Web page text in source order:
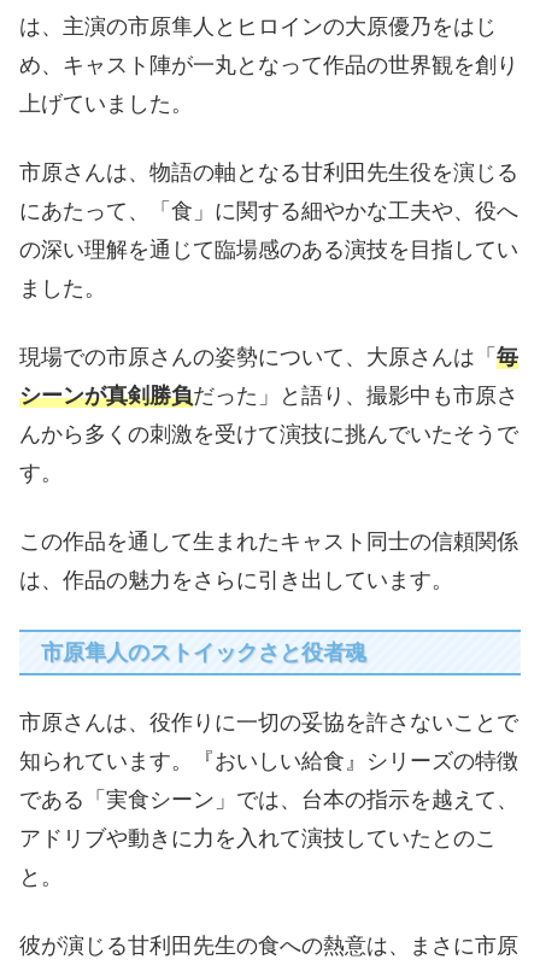
は、主演の市原隼人とヒロインの大原優乃をはじ
め、キャスト陣が一丸となって作品の世界観を創り
上げていました。
市原さんは、物語の軸となる甘利田先生役を演じる
にあたって、「食」に関する細やかな工夫や、役へ
の深い理解を通じて臨場感のある演技を目指してい
ました。
現場での市原さんの姿勢について、大原さんは「 毎
シーンが真剣勝負だった」と語り、撮影中も市原さ
んから多くの刺激を受けて演技に挑んでいたそうで
す。
この作品を通して生まれたキャスト同士の信頼関係
は、作品の魅力をさらに引き出しています。
市原隼人のストイックさと役者魂
市原さんは、役作りに一切の妥協を許さないことで
知られています。『おいしい給食』シリーズの特徴
である「実食シーン」では、台本の指示を越えて、
アドリブや動きに力を入れて演技していたとのこ
と。
彼が演じる甘利田先生の食への熱意は、まさに市原